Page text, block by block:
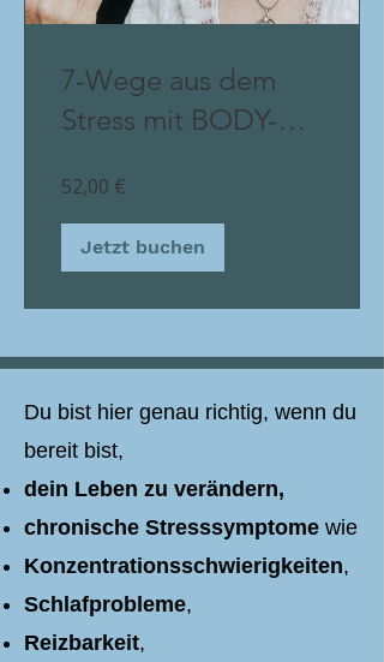
7-Wege aus dem
Stress mit BODY-
52,00 €
Jetzt buchen
Du bist hier genau richtig, wenn du
bereit bist,
dein Leben zu verändern,
chronische Stresssymptome wie
Konzentrationsschwierigkeiten,
Schlafprobleme,
Reizbarkeit,